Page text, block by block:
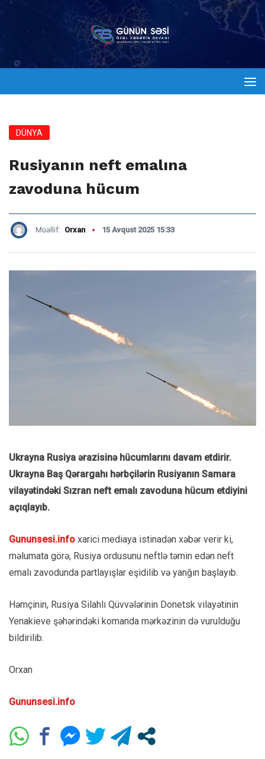
DÜNYA
Rusiyanın neft emalına
zavoduna hücum
Müəllif: Orxan 15 Avqust 2025 15:33
Ukrayna Rusiya ərazisinə hücumlarını davam etdirir.
Ukrayna Baş Qərargahı hərbçilərin Rusiyanın Samara
vilayətindəki Sızran neft emalı zavoduna hücum etdiyini
açıqlayıb.
Gununsesi.info xarici mediaya istinadən xəbər verir ki,
məlumata görə, Rusiya ordusunu neftlə təmin edən neft
emalı zavodunda partlayışlar eşidilib və yanğın başlayıb.
Həmçinin, Rusiya Silahlı Qüvvələrinin Donetsk vilayətinin
Yenakieve şəhərindəki komanda mərkəzinin də vurulduğu
bildirilib.
Orxan
Gununsesi.info